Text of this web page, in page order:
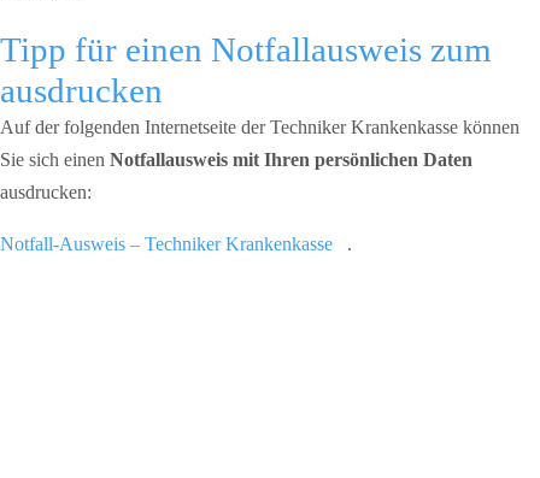
Tipp für einen Notfallausweis zum
ausdrucken
Auf der folgenden Internetseite der Techniker Krankenkasse können
Sie sich einen Notfallausweis mit Ihren persönlichen Daten
ausdrucken:
Notfall-Ausweis – Techniker Krankenkasse .